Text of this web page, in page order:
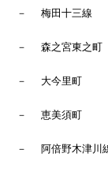
－ 梅田十三線
－ 森之宮東之町
－ 大今里町
－ 恵美須町
－ 阿倍野木津川